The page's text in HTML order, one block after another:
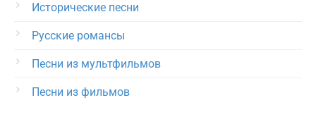
Исторические песни
Русские романсы
Песни из мультфильмов
Песни из фильмов